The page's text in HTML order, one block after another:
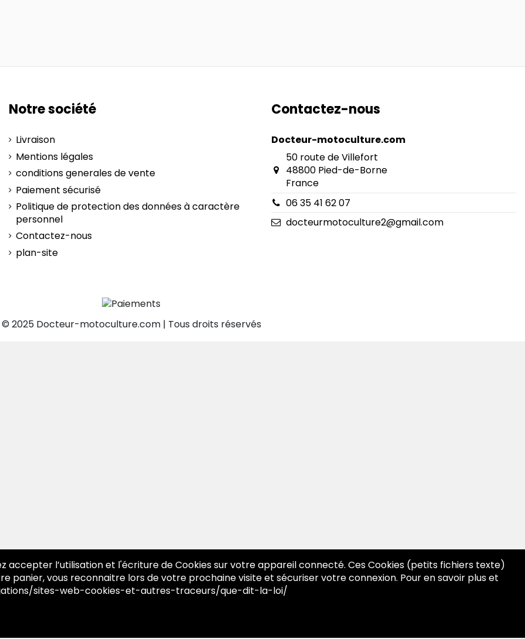
Notre société
Livraison
Mentions légales
conditions generales de vente
Paiement sécurisé
Politique de protection des données à caractère
personnel
Contactez-nous
plan-site
Contactez-nous
Docteur-motoculture.com
50 route de Villefort
48800 Pied-de-Borne
France
06 35 41 62 07
docteurmotoculture2@gmail.com
© 2025 Docteur-motoculture.com | Tous droits réservés
accepter l’utilisation et l'écriture de Cookies sur votre appareil connecté. Ces Cookies (petits fichiers texte)
panier, vous reconnaitre lors de votre prochaine visite et sécuriser votre connexion. Pour en savoir plus et
sites-web-cookies-et-autres-traceurs/que-dit-la-loi/